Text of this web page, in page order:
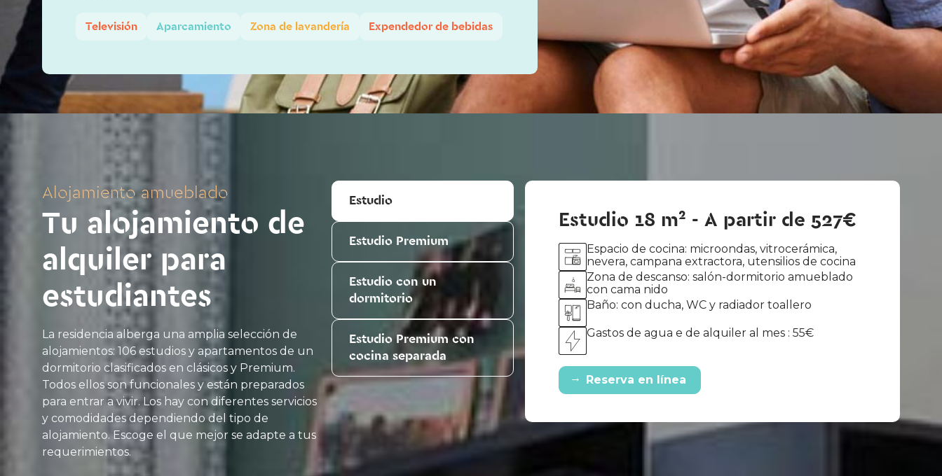
Televisión Aparcamiento Zona de lavandería Expendedor de bebidas
Alojamiento amueblado
Tu alojamiento de
alquiler para
estudiantes
La residencia alberga una amplia selección de
alojamientos: 106 estudios y apartamentos de un
dormitorio clasificados en clásicos y Premium.
Todos ellos son funcionales y están preparados
para entrar a vivir. Los hay con diferentes servicios
y comodidades dependiendo del tipo de
alojamiento. Escoge el que mejor se adapte a tus
requerimientos.
Estudio
Estudio Premium
Estudio con un
dormitorio
Estudio Premium con
cocina separada
Estudio 18 m² - A partir de 527€
Espacio de cocina: microondas, vitrocerámica,
nevera, campana extractora, utensilios de cocina
Zona de descanso: salón-dormitorio amueblado
con cama nido
Baño: con ducha, WC y radiador toallero
Gastos de agua e de alquiler al mes : 55€
→ Reserva en línea